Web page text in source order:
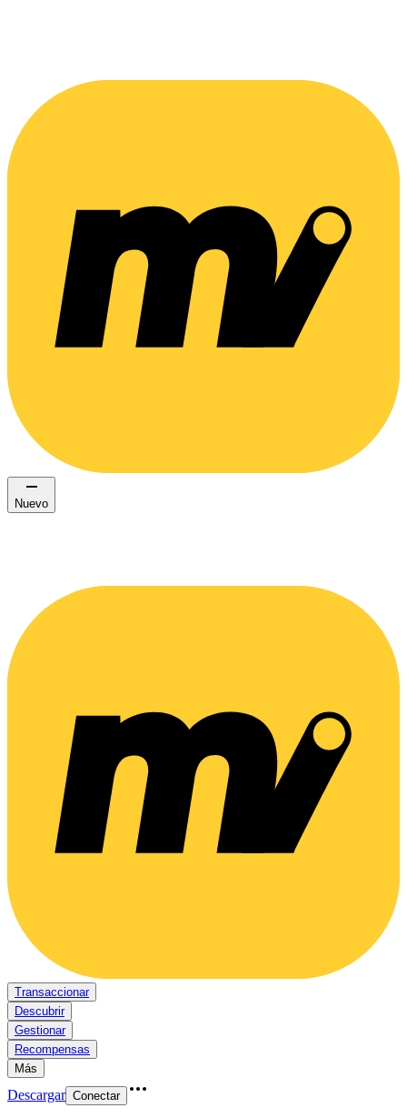
Nuevo
Transaccionar
Descubrir
Gestionar
Recompensas
Más
Descargar Conectar